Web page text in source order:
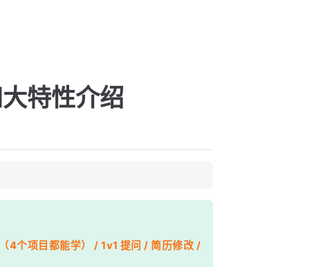
特性介绍
4个项目都能学） / 1v1 提问 / 简历修改 /